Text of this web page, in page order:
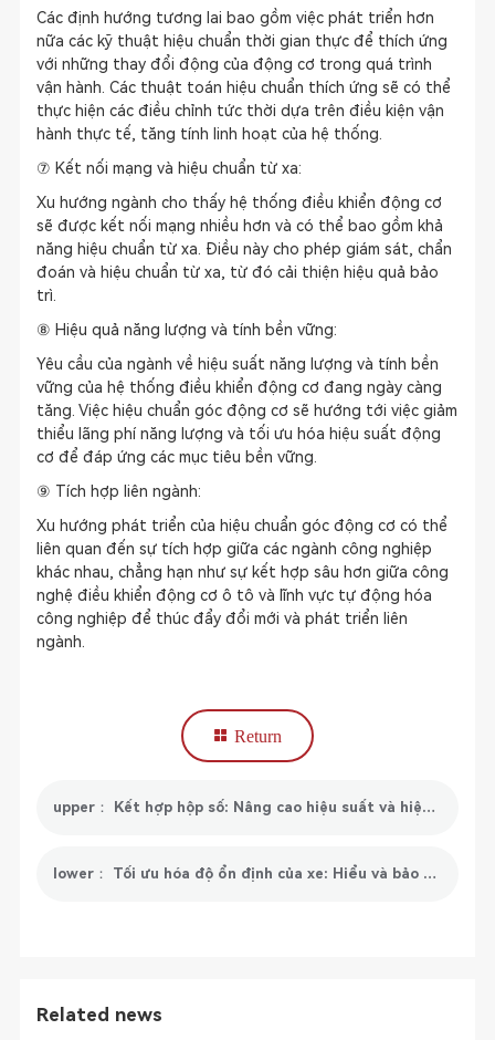
Các định hướng tương lai bao gồm việc phát triển hơn
nữa các kỹ thuật hiệu chuẩn thời gian thực để thích ứng
với những thay đổi động của động cơ trong quá trình
vận hành. Các thuật toán hiệu chuẩn thích ứng sẽ có thể
thực hiện các điều chỉnh tức thời dựa trên điều kiện vận
hành thực tế, tăng tính linh hoạt của hệ thống.
⑦ Kết nối mạng và hiệu chuẩn từ xa:
Xu hướng ngành cho thấy hệ thống điều khiển động cơ
sẽ được kết nối mạng nhiều hơn và có thể bao gồm khả
năng hiệu chuẩn từ xa. Điều này cho phép giám sát, chẩn
đoán và hiệu chuẩn từ xa, từ đó cải thiện hiệu quả bảo
trì.
⑧ Hiệu quả năng lượng và tính bền vững:
Yêu cầu của ngành về hiệu suất năng lượng và tính bền
vững của hệ thống điều khiển động cơ đang ngày càng
tăng. Việc hiệu chuẩn góc động cơ sẽ hướng tới việc giảm
thiểu lãng phí năng lượng và tối ưu hóa hiệu suất động
cơ để đáp ứng các mục tiêu bền vững.
⑨ Tích hợp liên ngành:
Xu hướng phát triển của hiệu chuẩn góc động cơ có thể
liên quan đến sự tích hợp giữa các ngành công nghiệp
khác nhau, chẳng hạn như sự kết hợp sâu hơn giữa công
nghệ điều khiển động cơ ô tô và lĩnh vực tự động hóa
công nghiệp để thúc đẩy đổi mới và phát triển liên
ngành.
Return
upper： Kết hợp hộp số: Nâng cao hiệu suất và hiệu quả nhiên liệu
lower： Tối ưu hóa độ ổn định của xe: Hiểu và bảo trì hệ thống kiểm soát ổn định điện tử (ESC)
Related news